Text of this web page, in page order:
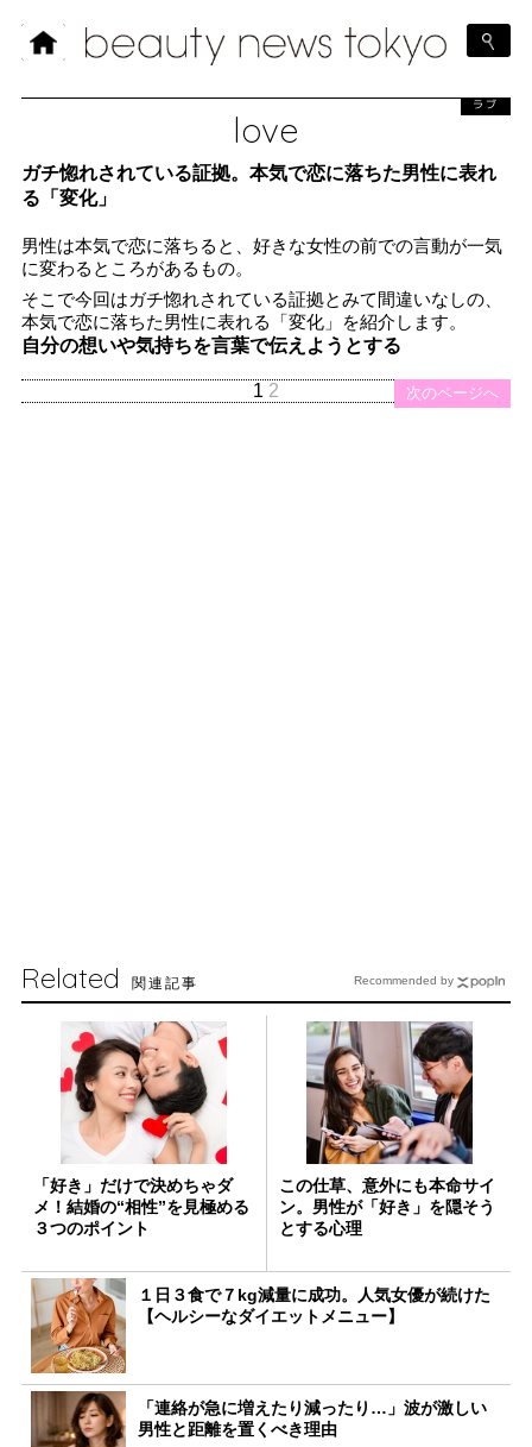
love
ラブ
ガチ惚れされている証拠。本気で恋に落ちた男性に表れ
る「変化」
男性は本気で恋に落ちると、好きな女性の前での言動が一気
に変わるところがあるもの。
そこで今回はガチ惚れされている証拠とみて間違いなしの、
本気で恋に落ちた男性に表れる「変化」を紹介します。
自分の想いや気持ちを言葉で伝えようとする
次のページへ
1 2
Related 関連記事
「好き」だけで決めちゃダ
メ！結婚の“相性”を見極める
３つのポイント
この仕草、意外にも本命サイ
ン。男性が「好き」を隠そう
とする心理
１日３食で７kg減量に成功。人気女優が続けた
【ヘルシーなダイエットメニュー】
「連絡が急に増えたり減ったり…」波が激しい
男性と距離を置くべき理由
Recommended by